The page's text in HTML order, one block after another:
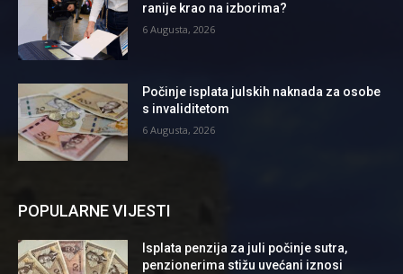
ranije krao na izborima?
6 Augusta, 2026
Počinje isplata julskih naknada za osobe
s invaliditetom
6 Augusta, 2026
POPULARNE VIJESTI
Isplata penzija za juli počinje sutra,
penzionerima stižu uvećani iznosi